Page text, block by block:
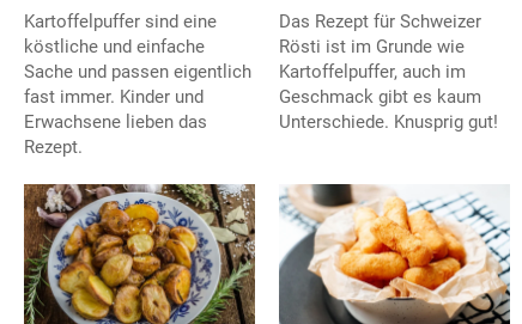
Kartoffelpuffer sind eine
köstliche und einfache
Sache und passen eigentlich
fast immer. Kinder und
Erwachsene lieben das
Rezept.
Das Rezept für Schweizer
Rösti ist im Grunde wie
Kartoffelpuffer, auch im
Geschmack gibt es kaum
Unterschiede. Knusprig gut!